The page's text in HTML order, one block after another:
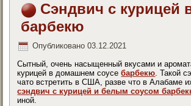
Сэндвич с курицей
барбекю
Опубликовано 03.12.2021
Сытный, очень насыщенный вкусами и
курицей в домашнем соусебарбекю. Такой
чато встретить в США, разве что в Алабаме
сэндвич с курицей и белым соусом
иной.